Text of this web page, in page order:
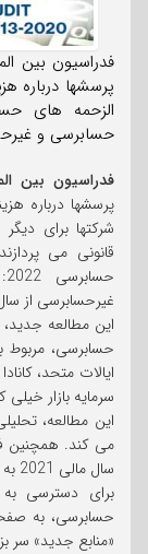
پرسشها درباره
حسابرسی و غیرحسابرسی از
فدراسیون بین
پرسشها درباره
شرکتها برای
قانونی می
غیرحسابرسی از سال 2013 تا 2020» منتشر
این مطالعه
حسابرسی، مربوط
ایالات متحد،
سرمایه بازار خیلی کم تا
می کند. همچنین
سال مالی 2021 به روز کند.
برای دسترسی
حسابرسی، به
«منابع جدید» سر